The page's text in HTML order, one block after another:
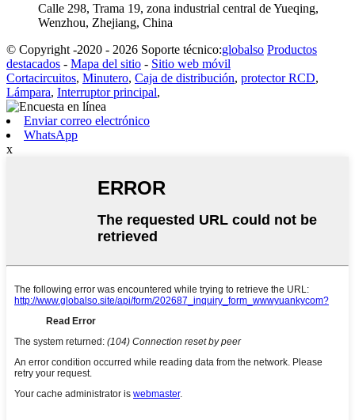
Calle 298, Trama 19, zona industrial central de Yueqing,
Wenzhou, Zhejiang, China
© Copyright -2020 - 2026 Soporte técnico:globalso Productos
destacados - Mapa del sitio - Sitio web móvil
Cortacircuitos, Minutero, Caja de distribución, protector RCD,
Lámpara, Interruptor principal,
Enviar correo electrónico
WhatsApp
x